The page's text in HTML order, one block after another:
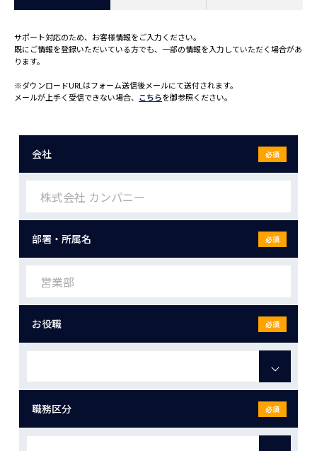
サポート対応のため、お客様情報をご入力ください。
既にご情報を登録いただいている方でも、一部の情報を入力していただく場合があ
ります。
※ダウンロードURLはフォーム送信後メールにて送付されます。
メールが上手く受信できない場合、 こちらを御参照ください。
会社 必須
部署・所属名 必須
お役職 必須
職務区分 必須